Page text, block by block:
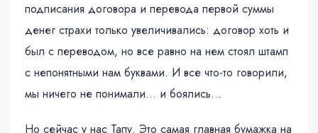
подписания договора и перевода первой суммы
денег страхи только увеличивались: договор хоть и
был с переводом, но все равно на нем стоял штамп
с непонятными нам буквами. И все что-то говорили,
мы ничего не понимали… и боялись…
Но сейчас у нас Тапу. Это самая главная бумажка на